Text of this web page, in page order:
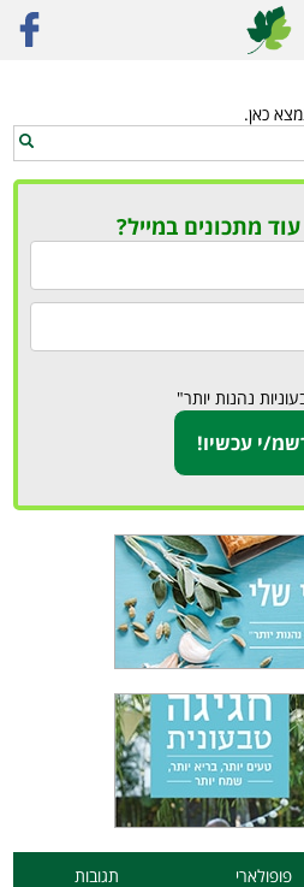
כאן.
מתכונים במייל?
נהנות יותר"
פופולארי תגובות